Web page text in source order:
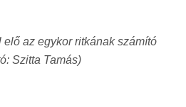
az egykor ritkának számító
Szitta Tamás)